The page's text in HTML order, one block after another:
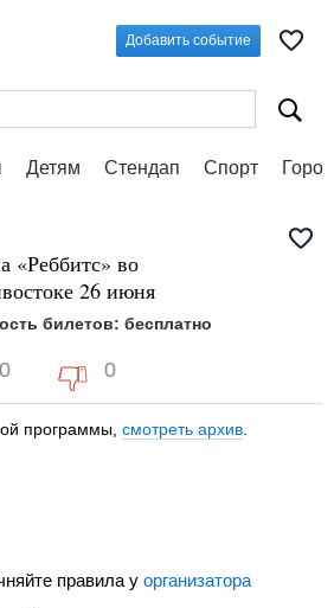
Добавить событие
Детям Стендап Спорт
«Реббитс» во
26 июня
билетов: бесплатно
0 0
программы, смотреть архив
правила у организатора